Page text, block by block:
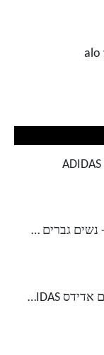
נעלי נייק אייר ג'ורדן גבוהות - נשים גברים NIKE AIR JORDAN
סט ג'קט ומכנס ספורט לגברים אדידס ADIDAS